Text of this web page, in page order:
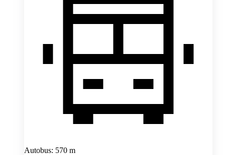
Autobus: 570 m